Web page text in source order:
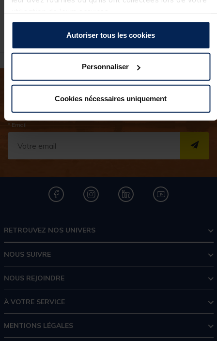
Autoriser tous les cookies
Personnaliser
Cookies nécessaires uniquement
Gardez le fil, suivez-nous !
* Email
RETROUVEZ NOS UNIVERS
NOUS SUIVRE
NOUS REJOINDRE
À VOTRE SERVICE
MENTIONS LÉGALES